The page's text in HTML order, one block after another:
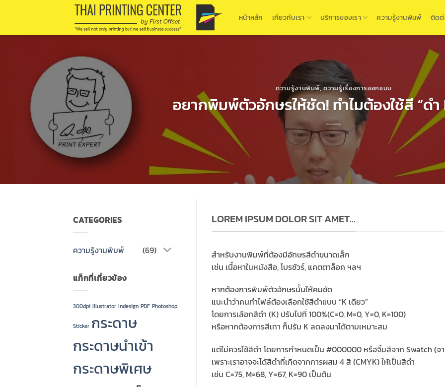
หน้าหลัก เกี่ยวกับเรา บริการของเรา ความรู้งานพิมพ์ ติดต่
ความรู้งานพิมพ์,ความรู้เรื่องการออกแบบ
อยากพิมพ์ตัวอักษรให้ชัด! ทำไมต้องใช้สี “ดำ
CATEGORIES
ความรู้งานพิมพ์ (69)
แท็กที่เกี่ยวข้อง
300dpi Illustrator Indesign PDF Photoshop
Sticker กระดาษ
กระดาษนำเข้า
กระดาษพิเศษ
LOREM IPSUM DOLOR SIT AMET...
สำหรับงานพิมพ์ที่ต้องมีอักษรสีดำขนาดเล็ก
เช่น เนื้อหาในหนังสือ, โบรชัวร์, แคตตาล็อค ฯลฯ
หากต้องการพิมพ์ตัวอักษรนั้นให้คมชัด
แนะนำว่าคนทำไฟล์ต้องเลือกใช้สีดำแบบ “K เดียว”
โดยการเลือกสีดำ (K) ปรับไปที่ 100%(C=0, M=0, Y=0, K=100)
หรือหากต้องการสีเทา ก็ปรับ K ลดลงมาได้ตามเหมาะสม
แต่ไม่ควรใช้สีดำ โดยการกำหนดเป็น #000000 หรือจิ้มสีจาก Swatch (จ
เพราะเราอาจจะได้สีดำที่เกิดจากการผสม 4 สี (CMYK) ให้เป็นสีดำ
เช่น C=75, M=68, Y=67, K=90 เป็นต้น